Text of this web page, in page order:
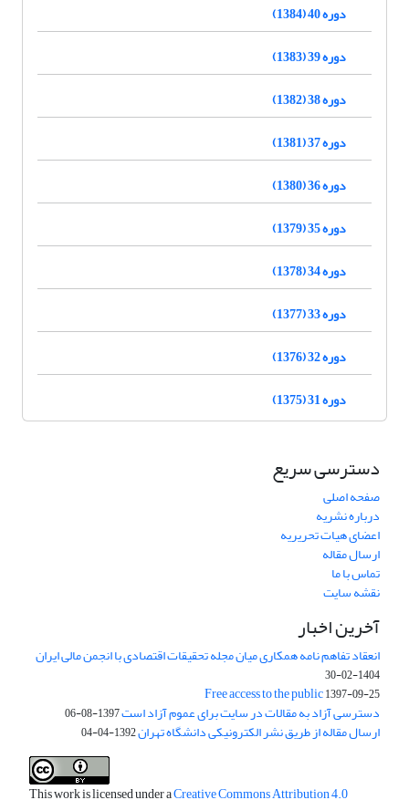
دوره 40 (1384)
دوره 39 (1383)
دوره 38 (1382)
دوره 37 (1381)
دوره 36 (1380)
دوره 35 (1379)
دوره 34 (1378)
دوره 33 (1377)
دوره 32 (1376)
دوره 31 (1375)
دسترسی سریع
صفحه اصلی
درباره نشریه
اعضای هیات تحریریه
ارسال مقاله
تماس با ما
نقشه سایت
آخرین اخبار
انعقاد تفاهم نامه همکاری میان مجله تحقیقات اقتصادی با انجمن مالی ایران
1404-02-30
Free access to the public1397-09-25
دسترسی آزاد به مقالات در سایت برای عموم آزاد است1397-08-06
ارسال مقاله از طریق نشر الکترونیکی دانشگاه تهران1392-04-04
This work is licensed under aCreative Commons Attribution 4.0